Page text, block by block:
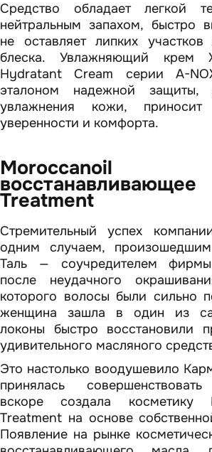
Средство обладает легкой
нейтральным запахом, быстро
не оставляет липких
блеска. Увлажняющий крем
Hydratant Cream серии A-
эталоном надежной защиты,
увлажнения кожи,
уверенности и комфорта.
Treatment
Стремительный успех
одним случаем,
Таль — соучредителем
после неудачного
которого волосы были сильно
женщина зашла в один из
локоны быстро восстановили
удивительного масляного
Это настолько воодушевило
принялась
вскоре создала косметику
Treatment на основе
Появление на рынке